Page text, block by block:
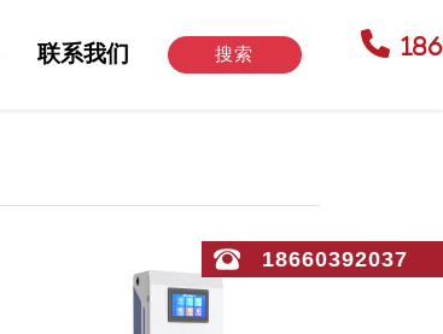
联系我们 搜索
18660392037